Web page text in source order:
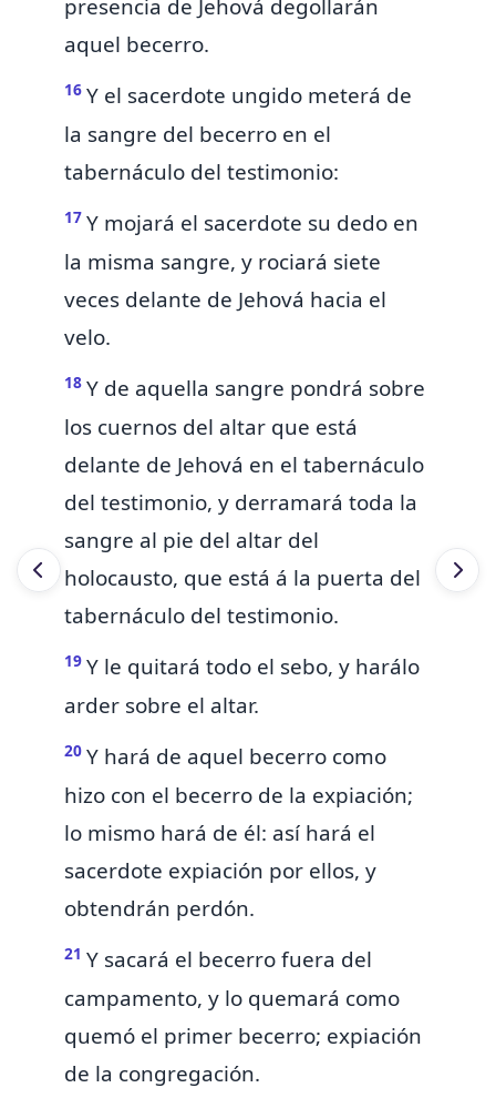
presencia de Jehová degollarán
aquel becerro.
16 Y el sacerdote ungido meterá de
la sangre del becerro en el
tabernáculo del testimonio:
17 Y mojará el sacerdote su dedo en
la misma sangre, y rociará siete
veces delante de Jehová hacia el
velo.
18 Y de aquella sangre pondrá sobre
los cuernos del altar que está
delante de Jehová en el tabernáculo
del testimonio, y derramará toda la
sangre al pie del altar del
holocausto, que está á la puerta del
tabernáculo del testimonio.
19 Y le quitará todo el sebo, y harálo
arder sobre el altar.
20 Y hará de aquel becerro como
hizo con el becerro de la expiación;
lo mismo hará de él: así hará el
sacerdote expiación por ellos, y
obtendrán perdón.
21 Y sacará el becerro fuera del
campamento, y lo quemará como
quemó el primer becerro; expiación
de la congregación.